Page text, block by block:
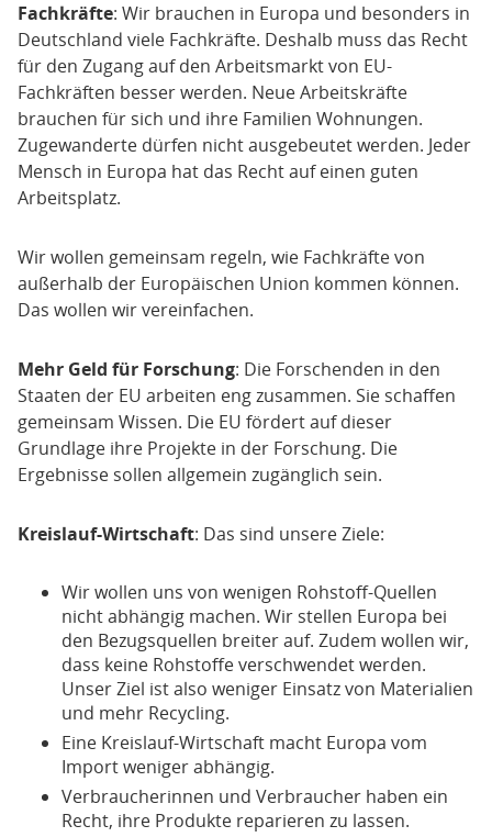
Fachkräfte: Wir brauchen in Europa und besonders in
Deutschland viele Fachkräfte. Deshalb muss das Recht
für den Zugang auf den Arbeitsmarkt von EU-
Fachkräften besser werden. Neue Arbeitskräfte
brauchen für sich und ihre Familien Wohnungen.
Zugewanderte dürfen nicht ausgebeutet werden. Jeder
Mensch in Europa hat das Recht auf einen guten
Arbeitsplatz.
Wir wollen gemeinsam regeln, wie Fachkräfte von
außerhalb der Europäischen Union kommen können.
Das wollen wir vereinfachen.
Mehr Geld für Forschung: Die Forschenden in den
Staaten der EU arbeiten eng zusammen. Sie schaffen
gemeinsam Wissen. Die EU fördert auf dieser
Grundlage ihre Projekte in der Forschung. Die
Ergebnisse sollen allgemein zugänglich sein.
Kreislauf-Wirtschaft: Das sind unsere Ziele:
Wir wollen uns von wenigen Rohstoff-Quellen
nicht abhängig machen. Wir stellen Europa bei
den Bezugsquellen breiter auf. Zudem wollen wir,
dass keine Rohstoffe verschwendet werden.
Unser Ziel ist also weniger Einsatz von Materialien
und mehr Recycling.
Eine Kreislauf-Wirtschaft macht Europa vom
Import weniger abhängig.
Verbraucherinnen und Verbraucher haben ein
Recht, ihre Produkte reparieren zu lassen.